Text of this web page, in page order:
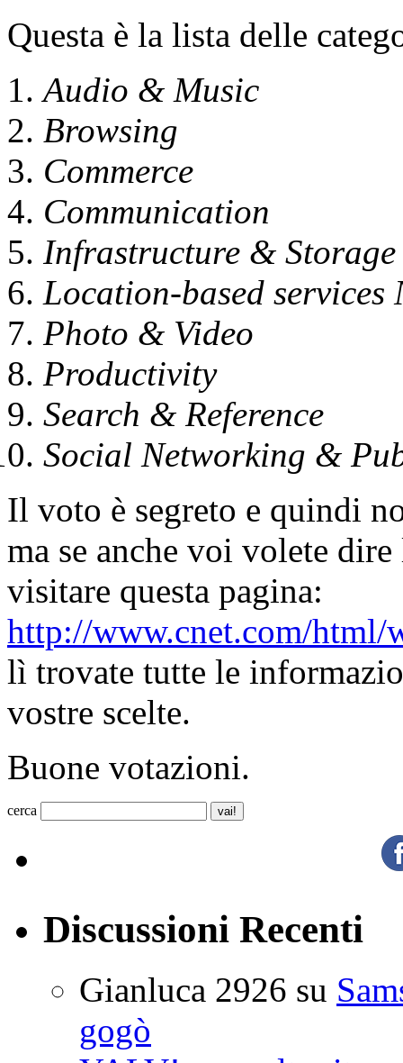
Questa è la lista delle
Audio & Music
Browsing
Commerce
Communication
Infrastructure & Storage
Location-based services
Photo & Video
Productivity
Search & Reference
Social Networking &
Il voto è segreto e quindi
ma se anche voi volete
visitare questa pagina:
http://www.cnet.com/html/
lì trovate tutte le
vostre scelte.
Buone votazioni.
cerca
Discussioni Recenti
Gianluca 2926 su
gogò